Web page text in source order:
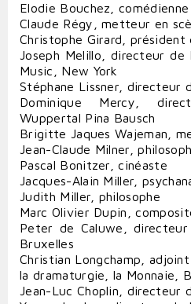
Elodie Bouchez, comédienne
Claude Régy, metteur en
Christophe Girard, président
Joseph Melillo, directeur de
Music, New York
Stéphane Lissner, directeur
Dominique Mercy,
Wuppertal Pina Bausch
Brigitte Jaques Wajeman,
Jean-Claude Milner,
Pascal Bonitzer, cinéaste
Jacques-Alain Miller,
Judith Miller, philosophe
Marc Olivier Dupin,
Peter de Caluwe, directeur
Bruxelles
Christian Longchamp,
la dramaturgie, la Monnaie,
Jean-Luc Choplin, directeur